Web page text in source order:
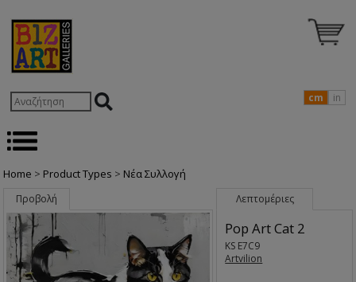
cm in
Home > Product Types > Nέα Συλλογή
Προβολή Λεπτομέριες
Pop Art Cat 2
KS E7C9
Artvilion